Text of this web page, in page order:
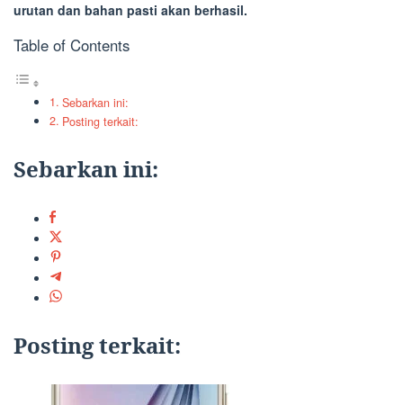
urutan dan bahan pasti akan berhasil.
Table of Contents
Sebarkan ini:
Posting terkait:
Sebarkan ini:
Posting terkait: